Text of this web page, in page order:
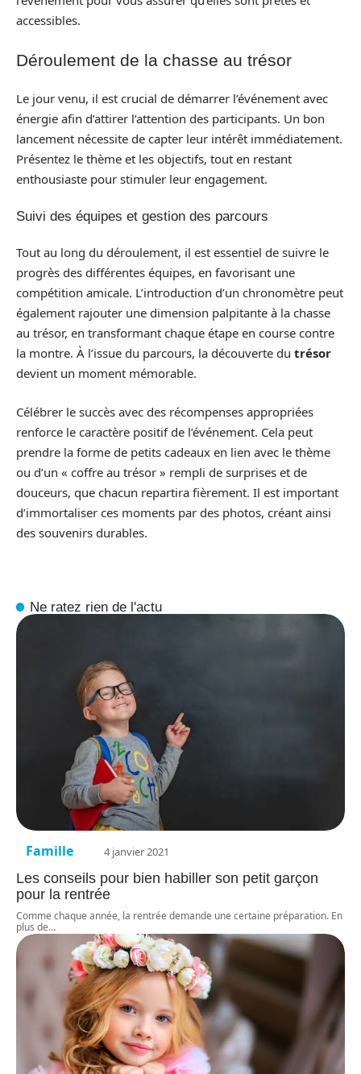
accessibles.
Déroulement de la chasse au trésor
Le jour venu, il est crucial de démarrer l’événement avec
énergie afin d’attirer l’attention des participants. Un bon
lancement nécessite de capter leur intérêt immédiatement.
Présentez le thème et les objectifs, tout en restant
enthousiaste pour stimuler leur engagement.
Suivi des équipes et gestion des parcours
Tout au long du déroulement, il est essentiel de suivre le
progrès des différentes équipes, en favorisant une
compétition amicale. L’introduction d’un chronomètre peut
également rajouter une dimension palpitante à la chasse
au trésor, en transformant chaque étape en course contre
la montre. À l’issue du parcours, la découverte du trésor
devient un moment mémorable.
Célébrer le succès avec des récompenses appropriées
renforce le caractère positif de l’événement. Cela peut
prendre la forme de petits cadeaux en lien avec le thème
ou d’un « coffre au trésor » rempli de surprises et de
douceurs, que chacun repartira fièrement. Il est important
d’immortaliser ces moments par des photos, créant ainsi
des souvenirs durables.
Ne ratez rien de l'actu
Famille 4 janvier 2021
Les conseils pour bien habiller son petit garçon
pour la rentrée
Comme chaque année, la rentrée demande une certaine préparation. En
plus de…